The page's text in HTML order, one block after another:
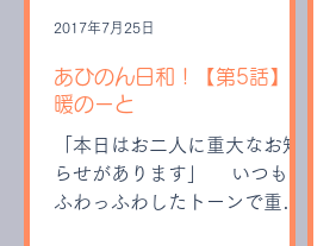
あひのん日和！【第5話】音
暖のーと
「本日はお二人に重大なお知
らせがあります」 いつもの
ふわっふわしたトーンで重大
2017年7月25日